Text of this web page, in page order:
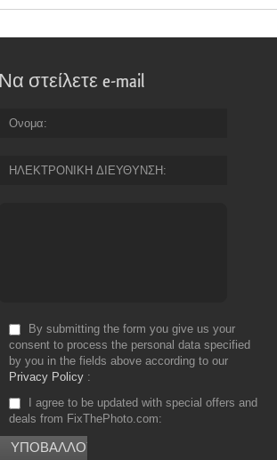
Να στείλετε e-mail
Ονομα
ΗΛΕΚΤΡΟΝΙΚΗ ΔΙΕΥΘΥΝΣΗ
By submitting the form you give us your
consent to process the personal data specified
by you in the fields above according to our
Privacy Policy
I agree to be updated with special offers and
deals from FixThePhoto.com